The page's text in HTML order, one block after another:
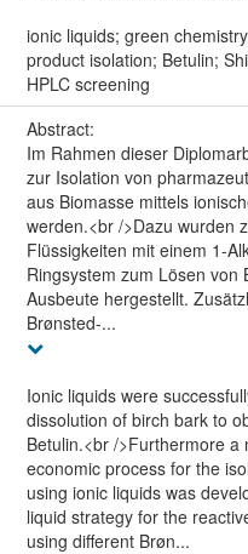
ionic liquids; green
product isolation; Betulin;
HPLC screening
Abstract:
Im Rahmen dieser
zur Isolation von
aus Biomasse mittels
werden.<br />Dazu wurden
Flüssigkeiten mit einem 1-
Ringsystem zum Lösen von
Ausbeute hergestellt.
Brønsted-...
Ionic liquids were
dissolution of birch bark to
Betulin.<br />Furthermore
economic process for the
using ionic liquids was
liquid strategy for the
using different Brøn...